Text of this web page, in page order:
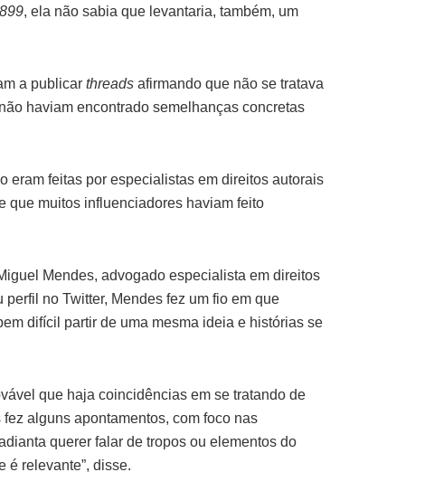
, ela não sabia que levantaria, também, um
a publicar threads afirmando que não se tratava
haviam encontrado semelhanças concretas
eram feitas por especialistas em direitos autorais
que muitos influenciadores haviam feito
Mendes, advogado especialista em direitos
no Twitter, Mendes fez um fio em que
difícil partir de uma mesma ideia e histórias se
que haja coincidências em se tratando de
alguns apontamentos, com foco nas
querer falar de tropos ou elementos do
é relevante”, disse.